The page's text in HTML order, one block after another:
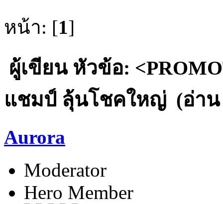
หน้า: [1]
ผู้เขียนหัวข้อ:
แชมป์ ลุ้นโชคใหญ่ (อ่าน
Aurora
Moderator
Hero Member